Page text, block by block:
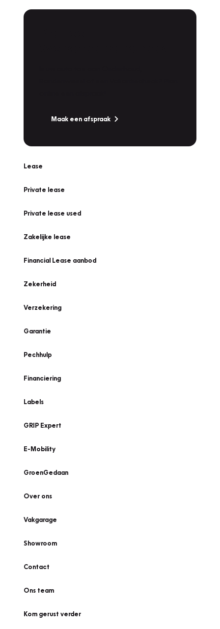
Maak een afspraak
Lease
Private lease
Private lease used
Zakelijke lease
Financial Lease aanbod
Zekerheid
Verzekering
Garantie
Pechhulp
Financiering
Labels
GRIP Expert
E-Mobility
GroenGedaan
Over ons
Vakgarage
Showroom
Contact
Ons team
Kom gerust verder